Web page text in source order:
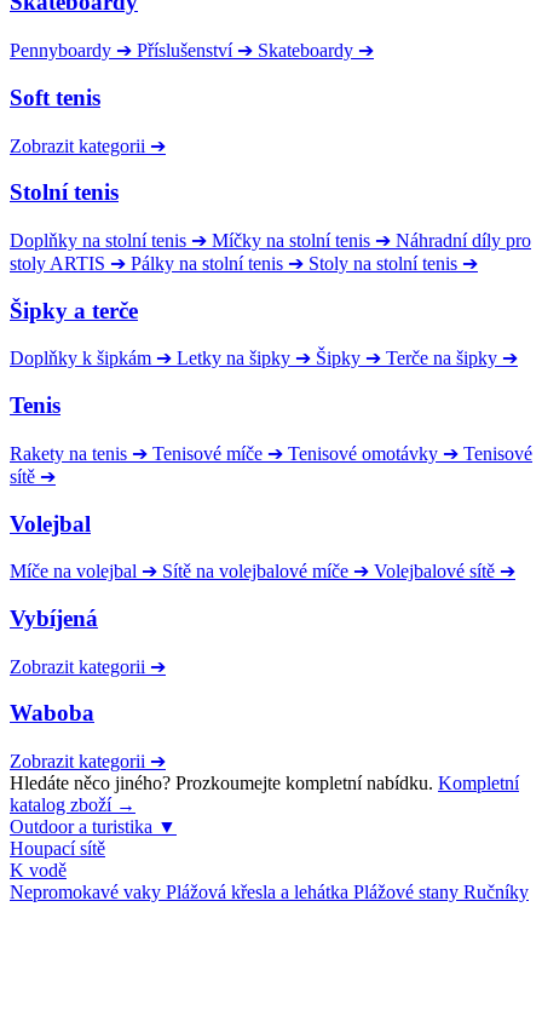
Pennyboardy ➔ Příslušenství ➔ Skateboardy ➔
Soft tenis
Zobrazit kategorii ➔
Stolní tenis
Doplňky na stolní tenis ➔ Míčky na stolní tenis ➔ Náhradní díly pro
stoly ARTIS ➔ Pálky na stolní tenis ➔ Stoly na stolní tenis ➔
Šipky a terče
Doplňky k šipkám ➔ Letky na šipky ➔ Šipky ➔ Terče na šipky ➔
Tenis
Rakety na tenis ➔ Tenisové míče ➔ Tenisové omotávky ➔ Tenisové
sítě ➔
Volejbal
Míče na volejbal ➔ Sítě na volejbalové míče ➔ Volejbalové sítě ➔
Vybíjená
Zobrazit kategorii ➔
Waboba
Zobrazit kategorii ➔
Hledáte něco jiného? Prozkoumejte kompletní nabídku. Kompletní
katalog zboží →
Outdoor a turistika ▼
Houpací sítě
K vodě
Nepromokavé vaky Plážová křesla a lehátka Plážové stany Ručníky